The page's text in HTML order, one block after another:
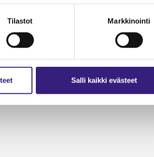
Tilastot Markkinointi
Salli kaikki evästeet